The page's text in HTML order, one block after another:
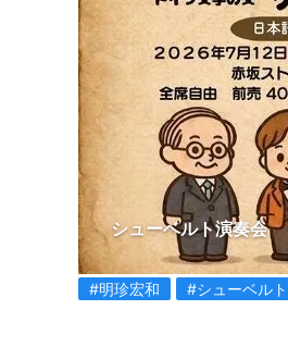
シューベルト演奏会
#明珍宏和 #シューベルト